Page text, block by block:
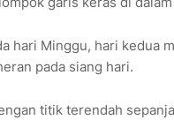
hari Minggu, hari kedua
pada siang hari.
titik terendah